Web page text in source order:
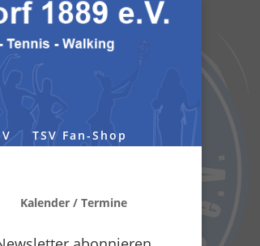
TSV Fan-Shop
Kalender / Termine